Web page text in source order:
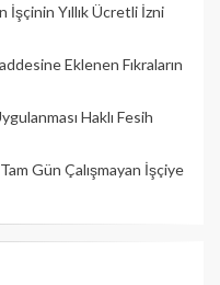
İşçinin Yıllık Üc­retli İzni
Eklenen Fıkraların
Haklı Fesih
Gün Çalışmayan İşçiye